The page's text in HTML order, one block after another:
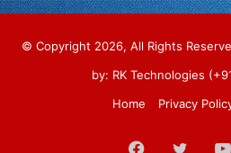
© Copyright 2026, All Rights
by: RK Technologies
Home
Privacy
Facebook
Twitter